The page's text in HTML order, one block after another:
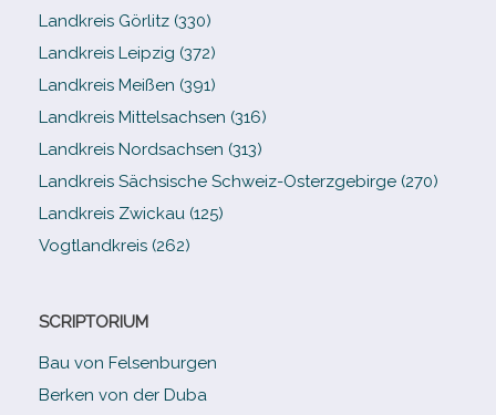
Landkreis Görlitz (330)
Landkreis Leipzig (372)
Landkreis Meißen (391)
Landkreis Mittelsachsen (316)
Landkreis Nordsachsen (313)
Landkreis Sächsische Schweiz-​Osterzgebirge (270)
Landkreis Zwickau (125)
Vogtlandkreis (262)
SCRIPTORIUM
Bau von Felsenburgen
Berken von der Duba